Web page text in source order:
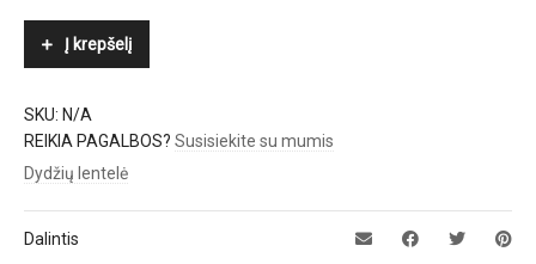
Į krepšelį
SKU: N/A
REIKIA PAGALBOS? Susisiekite su mumis
Dydžių lentelė
Dalintis